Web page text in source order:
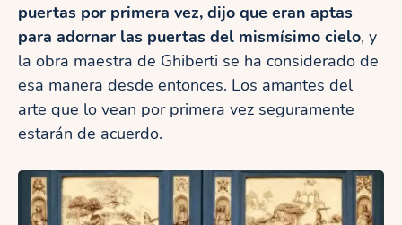
puertas por primera vez, dijo que eran aptas
para adornar las puertas del mismísimo cielo, y
la obra maestra de Ghiberti se ha considerado de
esa manera desde entonces. Los amantes del
arte que lo vean por primera vez seguramente
estarán de acuerdo.